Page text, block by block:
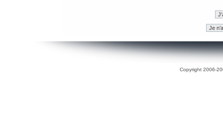
Copyright 2006-